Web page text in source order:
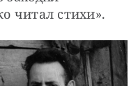
читал стихи».